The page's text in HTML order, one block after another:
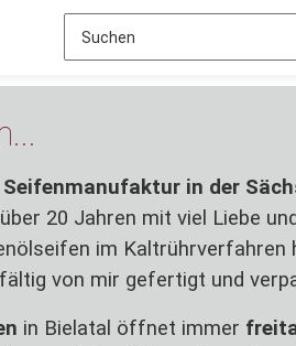
in der
20 Jahren mit viel Liebe
im Kaltrührverfahren
von mir gefertigt und
in Bielatal öffnet immer